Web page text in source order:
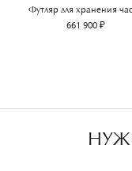
Футляр для хранения
661 900 ₽